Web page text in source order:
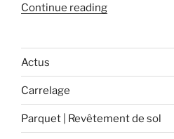
Continue reading« Comment
efficacement
toiture
? »
Actus
Carrelage
Parquet | Revêtement de sol